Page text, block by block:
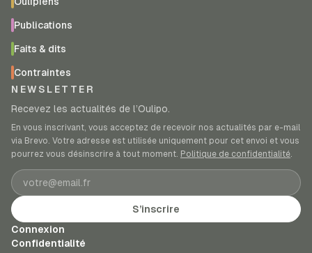
Publications
Faits & dits
Contraintes
NEWSLETTER
Recevez les actualités de l’Oulipo.
En vous inscrivant, vous acceptez de recevoir nos actualités par e-mail
via Brevo. Votre adresse est utilisée uniquement pour cet envoi et vous
pourrez vous désinscrire à tout moment. Politique de confidentialité.
Adresse e-mail
S’inscrire
Connexion
Confidentialité